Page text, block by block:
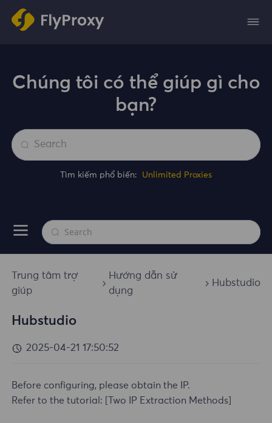
Chúng tôi có thể giúp gì cho
bạn?
Tìm kiếm phổ biến: Unlimited Proxies
Trung tâm trợ
giúp
Hướng dẫn sử
dụng
Hubstudio
Hubstudio
2025-04-21 17:50:52
Before configuring, please obtain the IP.
Refer to the tutorial: [Two IP Extraction Methods]